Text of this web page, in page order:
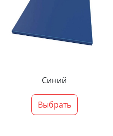
Синий
Выбрать